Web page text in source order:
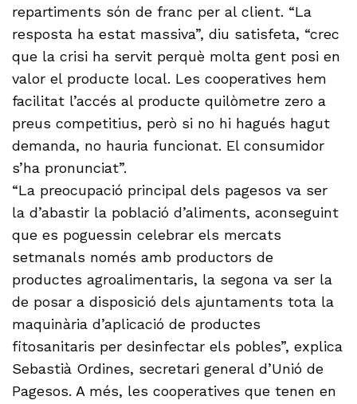
repartiments són de franc per al client. “La
resposta ha estat massiva”, diu satisfeta, “crec
que la crisi ha servit perquè molta gent posi en
valor el producte local. Les cooperatives hem
facilitat l’accés al producte quilòmetre zero a
preus competitius, però si no hi hagués hagut
demanda, no hauria funcionat. El consumidor
s’ha pronunciat”.
“La preocupació principal dels pagesos va ser
la d’abastir la població d’aliments, aconseguint
que es poguessin celebrar els mercats
setmanals només amb productors de
productes agroalimentaris, la segona va ser la
de posar a disposició dels ajuntaments tota la
maquinària d’aplicació de productes
fitosanitaris per desinfectar els pobles”, explica
Sebastià Ordines, secretari general d’Unió de
Pagesos. A més, les cooperatives que tenen en